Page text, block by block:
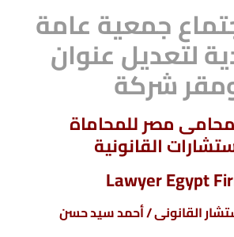
جمعية عامة
لتعديل عنوان
شركة
مصر للمحاماة
القانونية
Lawyer Egypt
القانونى / أحمد سيد حسن